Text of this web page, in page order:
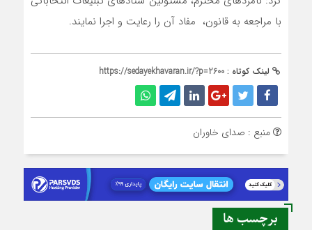
با مراجعه به قانون، مفاد آن را رعایت و اجرا نمایند.
لینک کوتاه : https://sedayekhavaran.ir/?p=2600
منبع : صدای خاوران
برچسب ها